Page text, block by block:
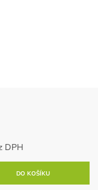
Kč bez DPH